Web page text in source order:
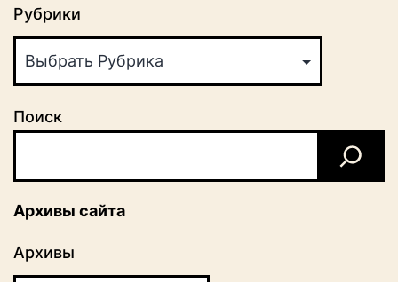
Рубрики
Поиск
Архивы сайта
Архивы